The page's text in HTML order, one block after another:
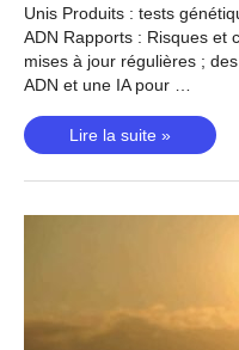
Unis Produits : tests
ADN Rapports : Risques et
mises à jour régulières ;
ADN et une IA pour …
Examen
de
SelfDecode
aider
Lire la suite »